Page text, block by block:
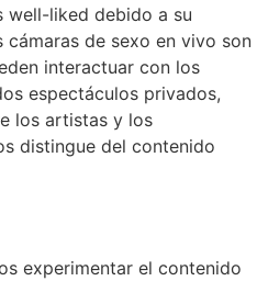
well-liked debido a su
de sexo en vivo son
interactuar con los
espectáculos privados,
los artistas y los
distingue del contenido
experimentar el contenido